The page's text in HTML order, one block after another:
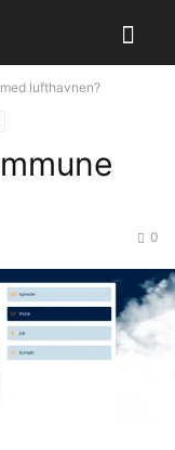
lufthavnen?
0